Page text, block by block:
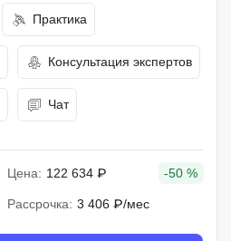
Практика
Консультация экспертов
Чат
Цена: 122 634 ₽ -50 %
Рассрочка: 3 406 ₽/мес